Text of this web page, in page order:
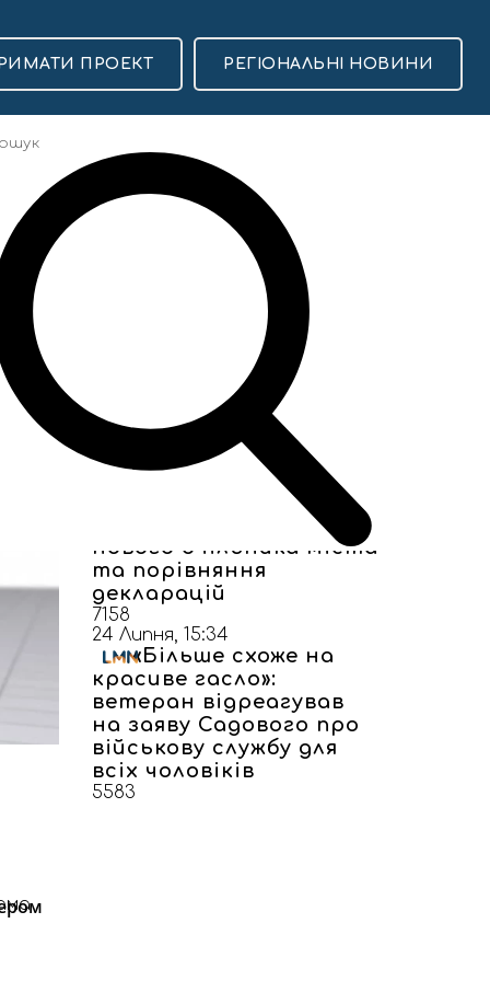
ПРОЕКТ РЕГІОНАЛЬНІ НОВИНИ
Популярні
Стало відомо про
смерть священника
УГКЦ отця Володимира
7700
17 Липня, 20:00
“Чергова
маріонетка” чи “надія
Самборі реагують на
нового очільника міста
та порівняння
декларацій
7158
24 Липня, 15:34
«Більше схоже на
красиве гасло»:
ветеран відреагував
на заяву Садового про
військову службу для
всіх чоловіків
5583